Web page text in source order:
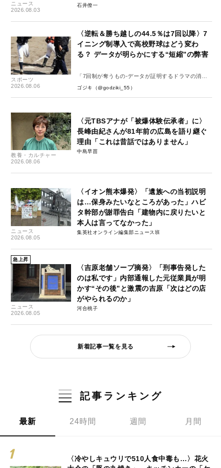
ニュース
2026.08.03
石井僚一
スポーツ
2026.08.06
〈逆転＆勝ち越しの44.5％は7回以降〉7
イニング制導入で高校野球はどう変わ
る？ データが明らかにする“短縮”の弊害
「7回制が奪うもの-データが証明するドラマの消
失-」
ゴジキ（@godziki_55）
教養・カルチャー
2026.08.06
〈元TBSアナが「被爆体験伝承者」に〉
長峰由紀さんが81年前の広島を語り継ぐ
理由「これは昔話ではありません」
中島早苗
ニュース
2026.08.05
〈イオン熊本爆発〉「遺族への当初説明
は…保身みたいなところがあった」ハビ
タ幹部が謝罪告白「建物内に戻りたいと
本人は言ってなかった」
集英社オンライン編集部ニュース班
急上昇
ニュース
2026.08.05
〈吉原老舗ソープ摘発〉「刑事告発した
のは私です」内部通報した元従業員が明
かす“その後”と激震の吉原「次はどの店
がやられるのか」
河合桃子
新着記事一覧を見る
記事ランキング
最新 24時間 週間 月間
〈冷やしキュウリで510人食中毒も…〉花火